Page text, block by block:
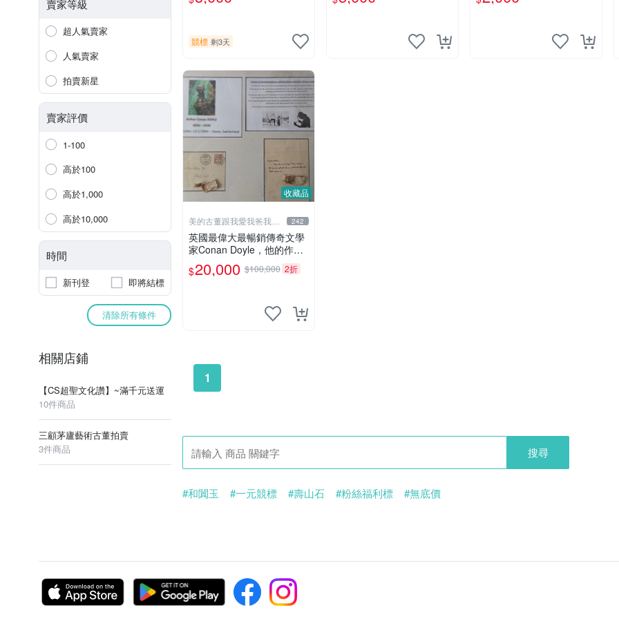
賣家等級
超人氣賣家
人氣賣家
拍賣新星
賣家評價
1-100
高於100
高於1,000
高於10,000
時間
新刊登 即將結標
清除所有條件
相關店鋪
【CS超聖文化讚】~滿千元送運
10件商品
三顧茅廬藝術古董拍賣
3件商品
競標 剩3天
收藏品
美的古董跟我愛我爸我恨
壞人
242
英國最偉大最暢銷傳奇文學
家Conan Doyle，他的作品
福爾摩斯犯罪偵探集在250
國暢銷文學小說、電影
$20,000 $100,000 2折
1
搜尋
#和闐玉 #一元競標 #壽山石 #粉絲福利標 #無底價